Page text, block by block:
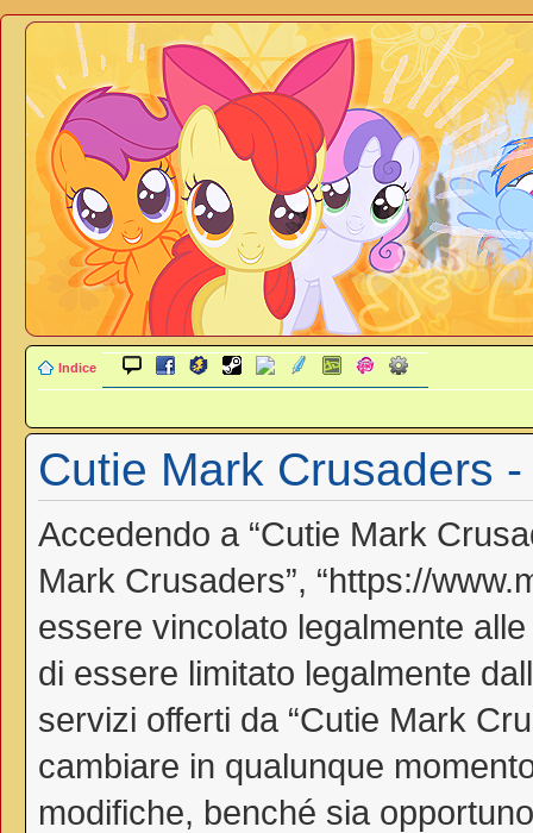
Indice
Cutie Mark Crusaders
Accedendo a “Cutie Mark
Mark Crusaders”, “https://
essere vincolato legalmente
di essere limitato legalmente
servizi offerti da “Cutie Mark
cambiare in qualunque
modifiche, benché sia